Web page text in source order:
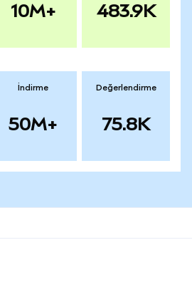
10M+ 483.9K
İndirme
50M+
Değerlendirme
75.8K